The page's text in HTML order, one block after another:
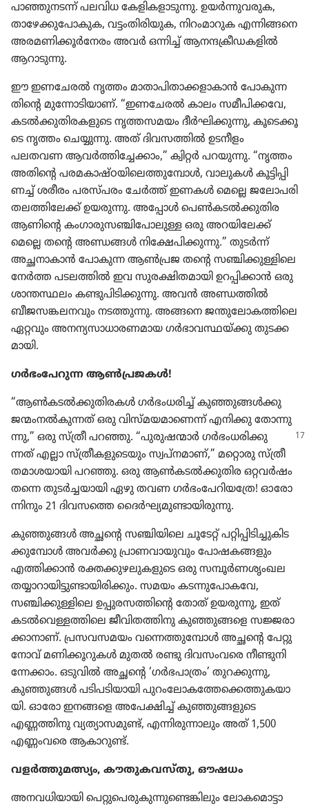
പാഞ്ഞു​ന​ടന്ന്‌ പലവിധ കേളി​ക​ളാ​ടു​ന്നു. ഉയർന്നു​വ​രുക,
താഴേ​ക്കു​പോ​കുക, വട്ടംതി​രി​യുക, നിറം​മാ​റുക എന്നിങ്ങനെ
അരമണി​ക്കൂർനേരം അവർ ഒന്നിച്ച്‌ ആനന്ദ​ക്രീ​ഡ​ക​ളിൽ
ആറാടു​ന്നു.
ഈ ഇണചേരൽ നൃത്തം മാതാ​പി​താ​ക്ക​ളാ​കാൻ പോകു​ന്ന​
തി​ന്റെ മുന്നോ​ടി​യാണ്‌. “ഇണചേരൽ കാലം സമീപി​ക്കവേ,
കടൽക്കു​തി​ര​ക​ളു​ടെ നൃത്തസ​മയം ദീർഘി​ക്കു​ന്നു, കൂടെ​ക്കൂ​
ടെ നൃത്തം ചെയ്യുന്നു. അത്‌ ദിവസ​ത്തിൽ ഉടനീളം
പലതവണ ആവർത്തി​ച്ചേ​ക്കാം,” ക്വിറ്റർ പറയുന്നു. “നൃത്തം
അതിന്റെ പരമകാ​ഷ്‌ഠ​യി​ലെ​ത്തു​മ്പോൾ, വാലുകൾ കൂട്ടി​പ്പി​
ണച്ച്‌ ശരീരം പരസ്‌പരം ചേർത്ത്‌ ഇണകൾ മെല്ലെ ജലോ​പ​രി​
ത​ല​ത്തി​ലേക്ക്‌ ഉയരുന്നു. അപ്പോൾ പെൺക​ടൽക്കു​തിര
ആണിന്റെ കംഗാ​രു​സ​ഞ്ചി​പോ​ലുള്ള ഒരു അറയി​ലേക്ക്‌
മെല്ലെ തന്റെ അണ്ഡങ്ങൾ നിക്ഷേ​പി​ക്കു​ന്നു.” തുടർന്ന്‌
അച്ഛനാ​കാൻ പോകുന്ന ആൺപ്രജ തന്റെ സഞ്ചിക്കു​ള്ളി​ലെ
നേർത്ത പടലത്തിൽ ഇവ സുരക്ഷി​ത​മാ​യി ഉറപ്പി​ക്കാൻ ഒരു
ശാന്തസ്ഥലം കണ്ടുപി​ടി​ക്കു​ന്നു. അവൻ അണ്ഡത്തിൽ
ബീജസ​ങ്ക​ല​ന​വും നടത്തുന്നു. അങ്ങനെ ജന്തു​ലോ​ക​ത്തി​ലെ
ഏറ്റവും അനന്യ​സാ​ധാ​ര​ണ​മായ ഗർഭാ​വ​സ്ഥ​യ്‌ക്കു തുടക്ക​
മാ​യി.
ഗർഭം​പേ​റുന്ന ആൺപ്ര​ജകൾ!
“ആൺകടൽക്കു​തി​രകൾ ഗർഭം​ധ​രിച്ച്‌ കുഞ്ഞു​ങ്ങൾക്കു
ജന്മംനൽകു​ന്നത്‌ ഒരു വിസ്‌മ​യ​മാ​ണെന്ന്‌ എനിക്കു തോന്നു​
ന്നു,” ഒരു സ്‌ത്രീ പറഞ്ഞു. “പുരു​ഷ​ന്മാർ ഗർഭം​ധ​രി​ക്കു​
ന്നത്‌ എല്ലാ സ്‌ത്രീ​ക​ളു​ടെ​യും സ്വപ്‌ന​മാണ്‌,” മറ്റൊരു സ്‌ത്രീ
തമാശ​യാ​യി പറഞ്ഞു. ഒരു ആൺകടൽക്കു​തിര ഒറ്റവർഷം​
തന്നെ തുടർച്ച​യാ​യി ഏഴു തവണ ഗർഭം​പേ​റി​യ​ത്രേ! ഓരോ​
ന്നി​നും 21 ദിവസത്തെ ദൈർഘ്യ​മു​ണ്ടാ​യി​രു​ന്നു.
കുഞ്ഞുങ്ങൾ അച്ഛന്റെ സഞ്ചിയി​ലെ ചൂടേറ്റ്‌ പറ്റിപ്പി​ടി​ച്ചു​കി​ട​
ക്കു​മ്പോൾ അവർക്കു പ്രാണ​വാ​യു​വും പോഷ​ക​ങ്ങ​ളും
എത്തിക്കാൻ രക്തക്കു​ഴ​ലു​ക​ളു​ടെ ഒരു സമ്പൂർണ​ശൃം​ഖല
തയ്യാറാ​യി​ട്ടു​ണ്ടാ​യി​രി​ക്കും. സമയം കടന്നു​പോ​കവേ,
സഞ്ചിക്കു​ള്ളി​ലെ ഉപ്പുര​സ​ത്തി​ന്റെ തോത്‌ ഉയരുന്നു, ഇത്‌
കടൽവെ​ള്ള​ത്തി​ലെ ജീവി​ത​ത്തി​നു കുഞ്ഞു​ങ്ങളെ സജ്ജരാ​
ക്കാ​നാണ്‌. പ്രസവ​സ​മയം വന്നെത്തു​മ്പോൾ അച്ഛന്റെ പേറ്റു​
നോവ്‌ മണിക്കൂ​റു​കൾ മുതൽ രണ്ടു ദിവസം​വരെ നീണ്ടു​നി​
ന്നേ​ക്കാം. ഒടുവിൽ അച്ഛന്റെ ‘ഗർഭപാ​ത്രം’ തുറക്കു​ന്നു,
കുഞ്ഞുങ്ങൾ പടിപ​ടി​യാ​യി പുറം​ലോ​ക​ത്തേ​ക്കെ​ത്തു​ക​യാ​
യി. ഓരോ ഇനങ്ങളെ അപേക്ഷിച്ച്‌ കുഞ്ഞു​ങ്ങ​ളു​ടെ
എണ്ണത്തിനു വ്യത്യാ​സ​മുണ്ട്‌, എന്നിരു​ന്നാ​ലും അത്‌ 1,500
എണ്ണംവരെ ആകാറുണ്ട്‌.
വളർത്തു​മ​ത്സ്യം, കൗതു​ക​വ​സ്‌തു, ഔഷധം
അനവധി​യാ​യി പെറ്റു​പെ​രു​കു​ന്നു​ണ്ടെ​ങ്കി​ലും ലോക​മൊ​ട്ടാ​